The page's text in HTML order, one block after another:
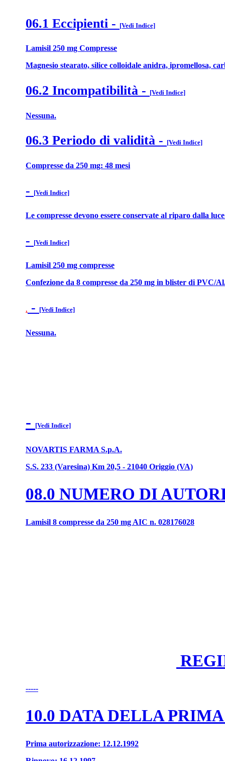
06.1 Eccipienti - [Vedi Indice]
Lamisil 250 mg Compresse
Magnesio stearato, silice colloidale anidra, ipromellosa,
06.2 Incompatibilità - [Vedi Indice]
Nessuna.
06.3 Periodo di validità - [Vedi Indice]
Compresse da 250 mg: 48 mesi
- [Vedi Indice]
Le compresse devono essere conservate al riparo dalla
- [Vedi Indice]
Lamisil 250 mg compresse
Confezione da 8 compresse da 250 mg in blister di PVC/
. - [Vedi Indice]
Nessuna.
- [Vedi Indice]
NOVARTIS FARMA S.p.A.
S.S. 233 (Varesina) Km 20,5 - 21040 Origgio (VA)
08.0 NUMERO DI
Lamisil 8 compresse da 250 mg AIC n. 028176028
-----
10.0 DATA DELLA
Prima autorizzazione: 12.12.1992